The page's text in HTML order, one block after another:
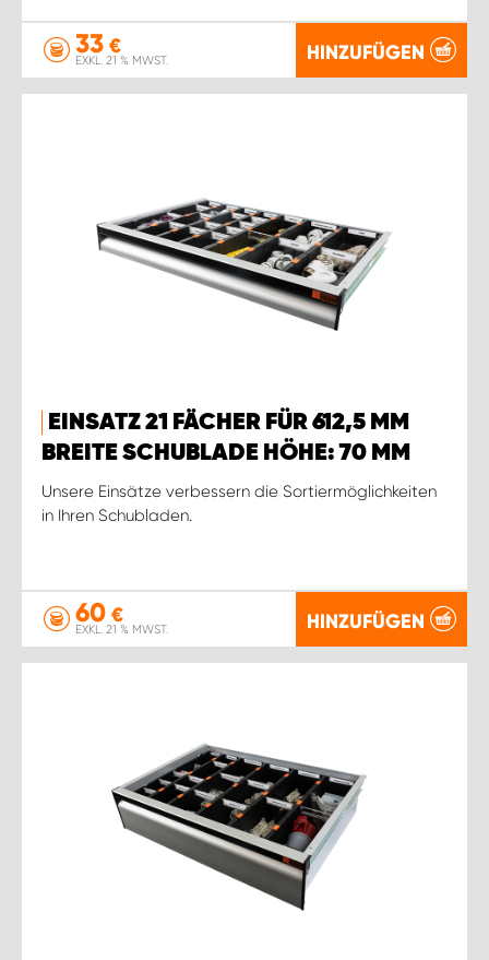
33 €
EXKL. 21 % MWST. HINZUFÜGEN
EINSATZ 21 FÄCHER FÜR 612,5 MM
BREITE SCHUBLADE HÖHE: 70 MM
Unsere Einsätze verbessern die Sortiermöglichkeiten
in Ihren Schubladen.
60 €
EXKL. 21 % MWST. HINZUFÜGEN